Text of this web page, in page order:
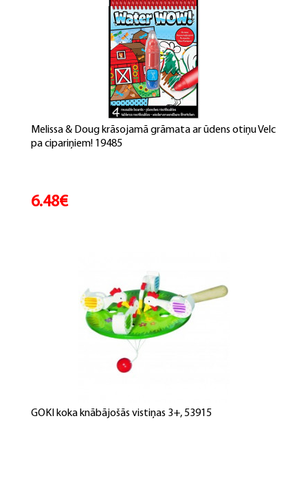
Melissa & Doug krāsojamā grāmata ar ūdens otiņu Velc
pa cipariņiem! 19485
6.48€
GOKI koka knābājošās vistiņas 3+, 53915